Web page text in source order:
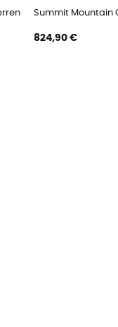
Summit Mountain
824,90 €